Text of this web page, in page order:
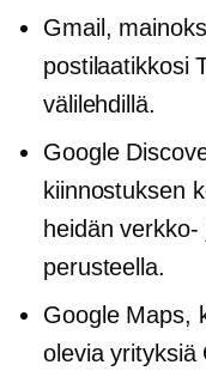
Gmail,
postilaatikkosi
välilehdillä.
Google
kiinnostuksen
heidän
perusteella.
Google Maps,
olevia yrityksiä